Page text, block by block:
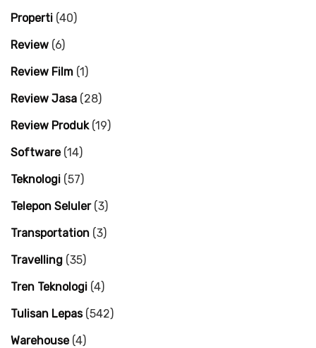
Properti (40)
Review (6)
Review Film (1)
Review Jasa (28)
Review Produk(19)
Software(14)
Teknologi (57)
Telepon Seluler(3)
Transportation (3)
Travelling (35)
Tren Teknologi (4)
Tulisan Lepas(542)
Warehouse(4)